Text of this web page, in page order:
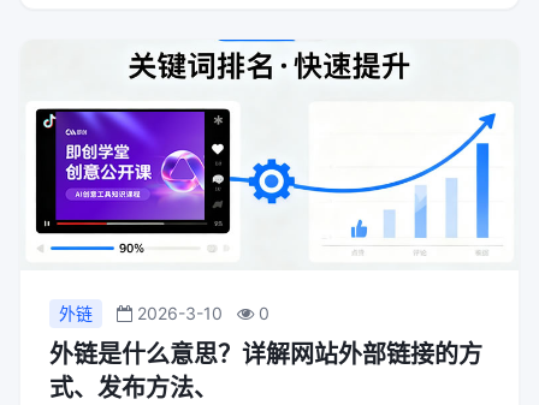
外链 2026-3-10 0
外链是什么意思？详解网站外部链接的方
式、发布方法、